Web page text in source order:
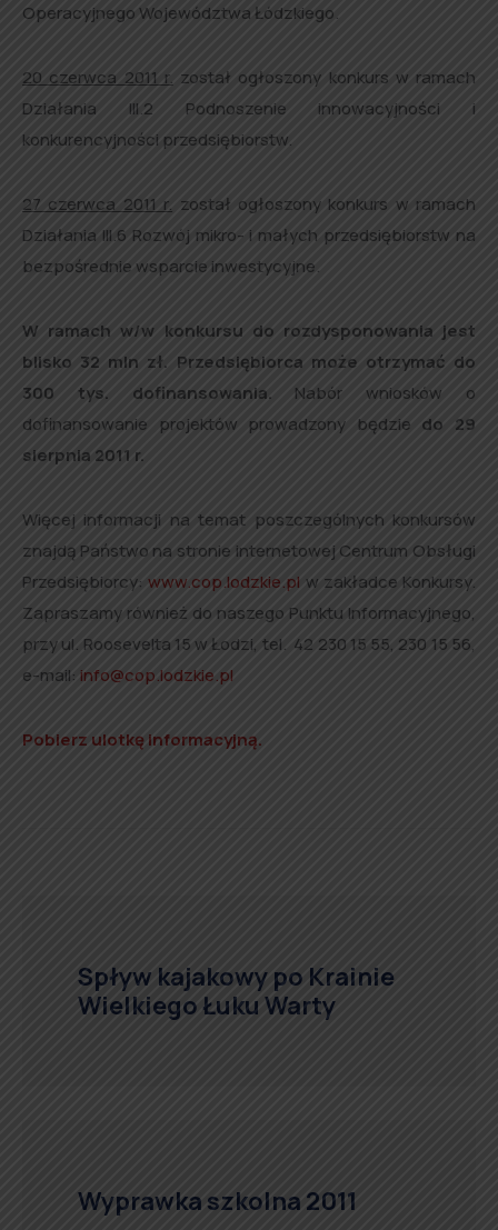
Operacyjnego Województwa Łódzkiego.
20 czerwca 2011 r. został ogłoszony konkurs w ramach
Działania III.2 Podnoszenie innowacyjności i
konkurencyjności przedsiębiorstw.
27 czerwca 2011 r. został ogłoszony konkurs w ramach
Działania III.6 Rozwój mikro- i małych przedsiębiorstw na
bezpośrednie wsparcie inwestycyjne.
W ramach w/w konkursu do rozdysponowania jest
blisko 32 mln zł. Przedsiębiorca może otrzymać do
300 tys. dofinansowania. Nabór wniosków o
dofinansowanie projektów prowadzony będzie do 29
sierpnia 2011 r.
Więcej informacji na temat poszczególnych konkursów
znajdą Państwo na stronie internetowej Centrum Obsługi
Przedsiębiorcy:www.cop.lodzkie.pl w zakładce Konkursy.
Zapraszamy również do naszego Punktu Informacyjnego,
przy ul. Roosevelta 15 w Łodzi, tel. 42 230 15 55, 230 15 56,
e-mail: info@cop.lodzkie.pl
Pobierz ulotkę informacyjną.
Spływ kajakowy po Krainie
Wielkiego Łuku Warty
Wyprawka szkolna 2011